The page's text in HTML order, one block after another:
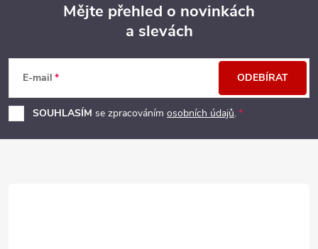
p
a
Mějte přehled o novinkách
a slevách
E-mail
SOUHLASÍM se zpracováním osobních údajů.
ODEBÍRAT